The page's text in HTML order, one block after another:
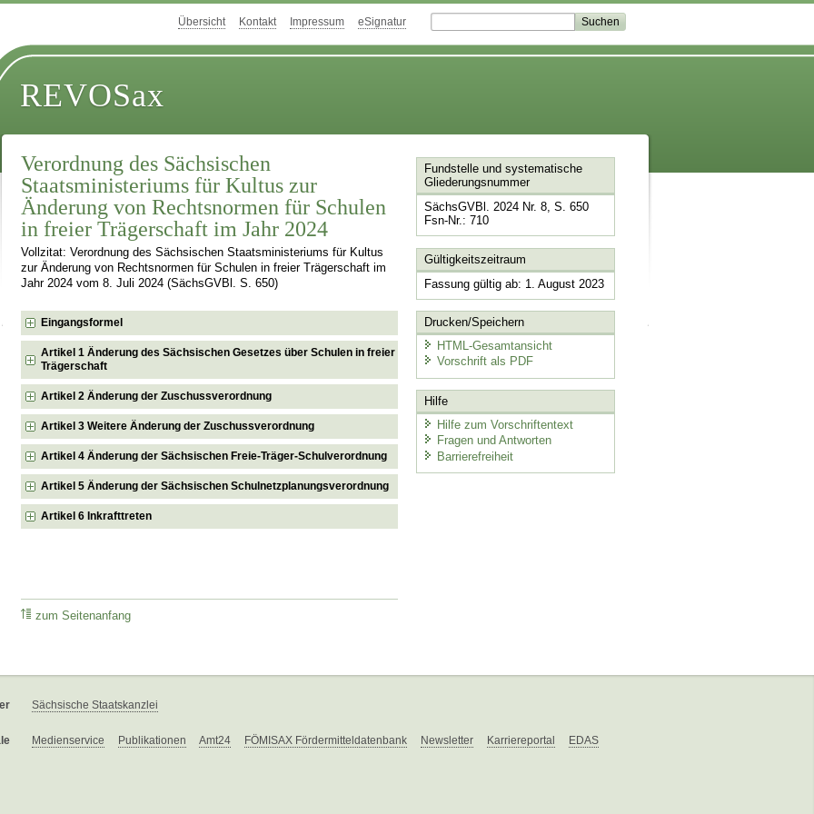
Übersicht Kontakt Impressum eSignatur
REVOSax
Verordnung des Sächsischen
Staatsministeriums für Kultus zur
Änderung von Rechtsnormen für Schulen
in freier Trägerschaft im Jahr 2024
Vollzitat: Verordnung des Sächsischen Staatsministeriums für Kultus
zur Änderung von Rechtsnormen für Schulen in freier Trägerschaft im
Jahr 2024 vom 8. Juli 2024 (SächsGVBl. S. 650)
Eingangsformel
Artikel 1 Änderung des Sächsischen Gesetzes über Schulen in freier
Trägerschaft
Artikel 2 Änderung der Zuschussverordnung
Artikel 3 Weitere Änderung der Zuschussverordnung
Artikel 4 Änderung der Sächsischen Freie-Träger-Schulverordnung
Artikel 5 Änderung der Sächsischen Schulnetzplanungsverordnung
Artikel 6 Inkrafttreten
zum Seitenanfang
Fundstelle und systematische
Gliederungsnummer
SächsGVBl. 2024 Nr. 8, S. 650
Fsn-Nr.: 710
Gültigkeitszeitraum
Fassung gültig ab: 1. August 2023
Drucken/Speichern
HTML-Gesamtansicht
Vorschrift als PDF
Hilfe
Hilfe zum Vorschriftentext
Fragen und Antworten
Barrierefreiheit
Sächsische Staatskanzlei
Medienservice Publikationen Amt24 FÖMISAX Fördermitteldatenbank Newsletter Karriereportal EDAS